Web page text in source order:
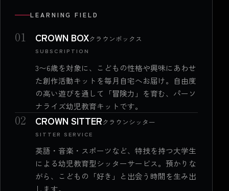
LEARNING FIELD
01 CROWN BOXクラウンボックス
SUBSCRIPTION
3〜6歳を対象に、こどもの性格や興味にあわせ
た創作活動キットを毎月自宅へお届け。自由度
の高い遊びを通して「冒険力」を育む、パーソ
ナライズ幼児教育キットです。
02 CROWN SITTERクラウンシッター
SITTER SERVICE
英語・音楽・スポーツなど、特技を持つ大学生
による幼児教育型シッターサービス。預かりな
がら、こどもの「好き」と出会う時間を生み出